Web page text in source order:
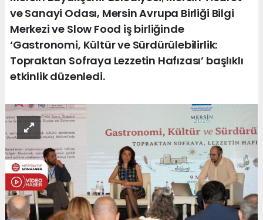
ve Sanayi Odası, Mersin Avrupa Birliği Bilgi
Merkezi ve Slow Food iş birliğinde
‘Gastronomi, Kültür ve Sürdürülebilirlik:
Topraktan Sofraya Lezzetin Hafızası’ başlıklı
etkinlik düzenledi.